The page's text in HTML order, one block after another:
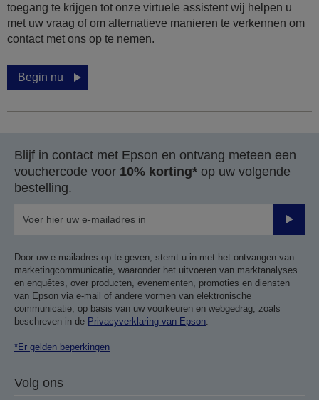
toegang te krijgen tot onze virtuele assistent wij helpen u
met uw vraag of om alternatieve manieren te verkennen om
contact met ons op te nemen.
Begin nu
Blijf in contact met Epson en ontvang meteen een
vouchercode voor 10% korting* op uw volgende
bestelling.
Door uw e-mailadres op te geven, stemt u in met het ontvangen van
marketingcommunicatie, waaronder het uitvoeren van marktanalyses
en enquêtes, over producten, evenementen, promoties en diensten
van Epson via e-mail of andere vormen van elektronische
communicatie, op basis van uw voorkeuren en webgedrag, zoals
beschreven in de Privacyverklaring van Epson.
*Er gelden beperkingen
Volg ons